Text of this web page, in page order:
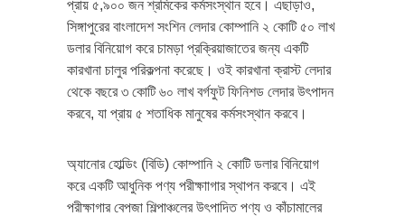
প্রায় ৫,৯০০ জন শ্রমিকের কর্মসংস্থান হবে। এছাড়াও,
সিঙ্গাপুরের বাংলাদেশ সংশিন লেদার কোম্পানি ২ কোটি ৫০ লাখ
ডলার বিনিয়োগ করে চামড়া প্রক্রিয়াজাতের জন্য একটি
কারখানা চালুর পরিকল্পনা করেছে। ওই কারখানা ক্রাস্ট লেদার
থেকে বছরে ৩ কোটি ৬০ লাখ বর্গফুট ফিনিশড লেদার উৎপাদন
করবে, যা প্রায় ৫ শতাধিক মানুষের কর্মসংস্থান করবে।
অ্যানোর হোল্ডিং (বিডি) কোম্পানি ২ কোটি ডলার বিনিয়োগ
করে একটি আধুনিক পণ্য পরীক্ষাাগার স্থাপন করবে। এই
পরীক্ষাগার বেপজা শিল্পাঞ্চলের উৎপাদিত পণ্য ও কাঁচামালের